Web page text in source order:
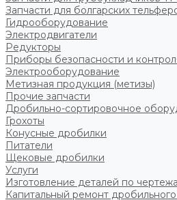
Запчасти для болгарских
Гидрооборудование
Электродвигатели
Редукторы
Приборы безопасности и
Электрооборудование
Метизная продукция (метизы)
Прочие запчасти
Дробильно-сортировочное
Грохоты
Конусные дробилки
Питатели
Щековые дробилки
Услуги
Изготовление деталей по
Капитальный ремонт